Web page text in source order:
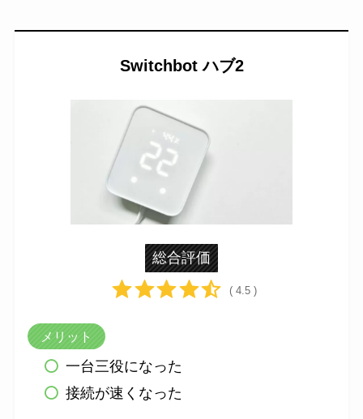
Switchbot ハブ2
総合評価
( 4.5 )
メリット
一台三役になった
接続が速くなった